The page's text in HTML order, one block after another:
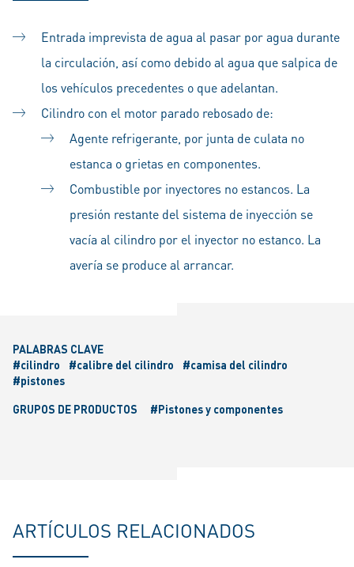
Entrada imprevista de agua al pasar por agua durante
la circulación, así como debido al agua que salpica de
los vehículos precedentes o que adelantan.
Cilindro con el motor parado rebosado de:
Agente refrigerante, por junta de culata no
estanca o grietas en componentes.
Combustible por inyectores no estancos. La
presión restante del sistema de inyección se
vacía al cilindro por el inyector no estanco. La
avería se produce al arrancar.
PALABRAS CLAVE
#cilindro
#calibre del cilindro
#camisa del cilindro
#pistones
GRUPOS DE PRODUCTOS
#Pistones y componentes
ARTÍCULOS RELACIONADOS